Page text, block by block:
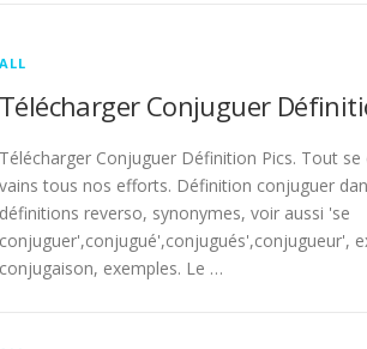
ALL
Télécharger Conjuguer
Télécharger Conjuguer Définition Pics. Tout
vains tous nos efforts. Définition conjuguer
définitions reverso, synonymes, voir aussi 'se
conjuguer',conjugué',conjugués',conjugueur',
conjugaison, exemples. Le …